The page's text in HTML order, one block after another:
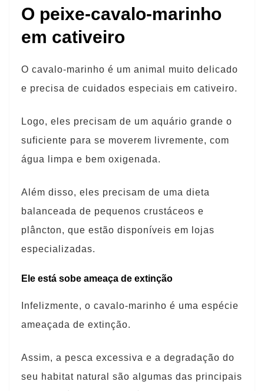
O peixe-cavalo-marinho
em cativeiro
O cavalo-marinho é um animal muito delicado
e precisa de cuidados especiais em cativeiro.
Logo, eles precisam de um aquário grande o
suficiente para se moverem livremente, com
água limpa e bem oxigenada.
Além disso, eles precisam de uma dieta
balanceada de pequenos crustáceos e
plâncton, que estão disponíveis em lojas
especializadas.
Ele está sobe ameaça de extinção
Infelizmente, o cavalo-marinho é uma espécie
ameaçada de extinção.
Assim, a pesca excessiva e a degradação do
seu habitat natural são algumas das principais